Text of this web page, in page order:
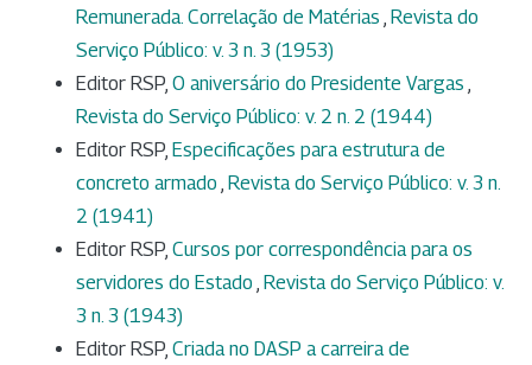
Remunerada. Correlação de Matérias , Revista do
Serviço Público: v. 3 n. 3 (1953)
Editor RSP, O aniversário do Presidente Vargas ,
Revista do Serviço Público: v. 2 n. 2 (1944)
Editor RSP, Especificações para estrutura de
concreto armado , Revista do Serviço Público: v. 3 n.
2 (1941)
Editor RSP, Cursos por correspondência para os
servidores do Estado , Revista do Serviço Público: v.
3 n. 3 (1943)
Editor RSP, Criada no DASP a carreira de